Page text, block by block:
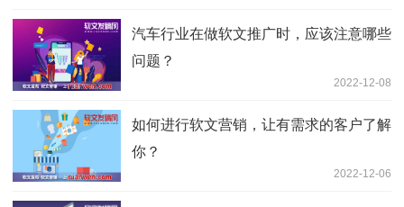
汽车行业在做软文推广时，应该注意哪些
问题？
2022-12-08
如何进行软文营销，让有需求的客户了解
你？
2022-12-06